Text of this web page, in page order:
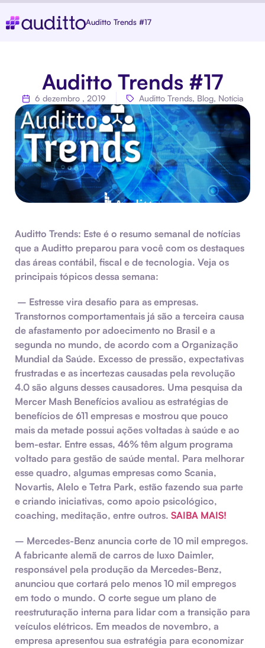
Auditto Trends #17
Auditto Trends #17
6 dezembro , 2019 Auditto Trends, Blog, Notícia
Auditto Trends: Este é o resumo semanal de notícias
que a Auditto preparou para você com os destaques
das áreas contábil, fiscal e de tecnologia. Veja os
principais tópicos dessa semana:
– Estresse vira desafio para as empresas.
Transtornos comportamentais já são a terceira causa
de afastamento por adoecimento no Brasil e a
segunda no mundo, de acordo com a Organização
Mundial da Saúde. Excesso de pressão, expectativas
frustradas e as incertezas causadas pela revolução
4.0 são alguns desses causadores. Uma pesquisa da
Mercer Mash Benefícios avaliou as estratégias de
benefícios de 611 empresas e mostrou que pouco
mais da metade possui ações voltadas à saúde e ao
bem-estar. Entre essas, 46% têm algum programa
voltado para gestão de saúde mental. Para melhorar
esse quadro, algumas empresas como Scania,
Novartis, Alelo e Tetra Park, estão fazendo sua parte
e criando iniciativas, como apoio psicológico,
coaching, meditação, entre outros. SAIBA MAIS!
– Mercedes-Benz anuncia corte de 10 mil empregos.
A fabricante alemã de carros de luxo Daimler,
responsável pela produção da Mercedes-Benz,
anunciou que cortará pelo menos 10 mil empregos
em todo o mundo. O corte segue um plano de
reestruturação interna para lidar com a transição para
veículos elétricos. Em meados de novembro, a
empresa apresentou sua estratégia para economizar